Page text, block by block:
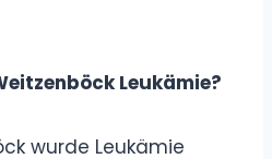
Leukämie?
wurde Leukämie